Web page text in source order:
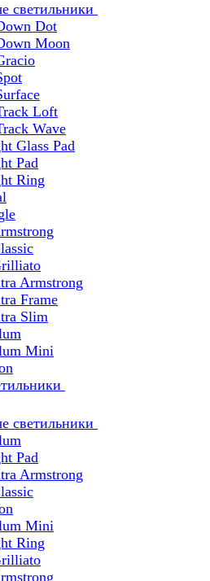
светильники
Dot
Moon
Loft
Wave
Glass Pad
Pad
Ring
Armstrong
Frame
Slim
Mini
светильники
Pad
Armstrong
Mini
Ring